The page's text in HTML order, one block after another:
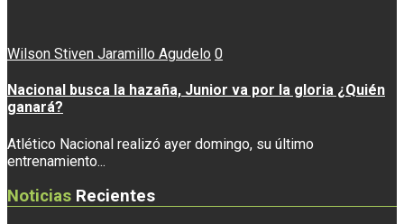
Wilson Stiven Jaramillo Agudelo 0
Nacional busca la hazaña, Junior va por la gloria ¿Quién
ganará?
Atlético Nacional realizó ayer domingo, su último
entrenamiento...
Noticias Recientes